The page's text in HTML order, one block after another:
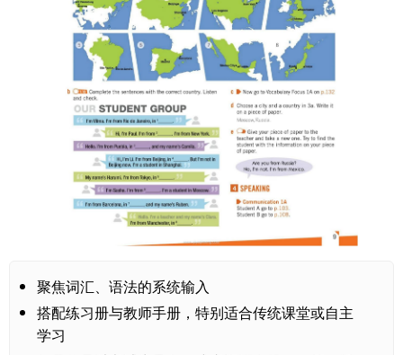
聚焦词汇、语法的系统输入
搭配练习册与教师手册，特别适合传统课堂或自主
学习